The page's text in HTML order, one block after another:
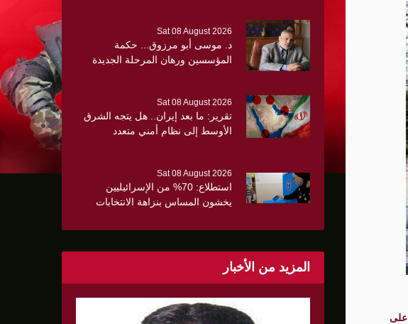
إلى أقل من الثلث
على
Sat 08 August 2026
د. موسى أبو مرزوق... حكمة
المؤسسين ورهان المرحلة الجديدة
Sat 08 August 2026
تقرير: ما بعد إيران.. هل يتجه الشرق
الأوسط إلى نظام أمني متعدد
Sat 08 August 2026
استطلاع: 70% من الإسرائيليين
يخشون المساس بنزاهة الانتخابات
والانقسام السياسي
المزيد من الأخبار